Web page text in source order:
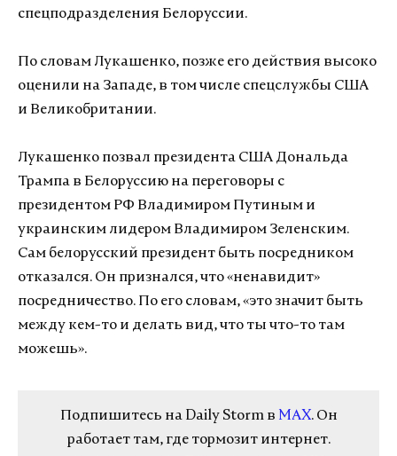
спецподразделения Белоруссии.
По словам Лукашенко, позже его действия высоко
оценили на Западе, в том числе спецслужбы США
и Великобритании.
Лукашенко позвал президента США Дональда
Трампа в Белоруссию на переговоры с
президентом РФ Владимиром Путиным и
украинским лидером Владимиром Зеленским.
Сам белорусский президент быть посредником
отказался. Он признался, что «ненавидит»
посредничество. По его словам, «это значит быть
между кем-то и делать вид, что ты что-то там
можешь».
Подпишитесь на Daily Storm в MAX. Он
работает там, где тормозит интернет.